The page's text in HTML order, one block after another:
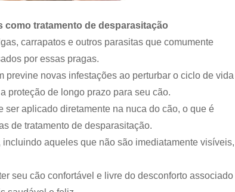
tratamento de desparasitação
carrapatos e outros parasitas que comumente
​​por essas pragas.
previne novas infestações ao perturbar o ciclo de vida
proteção de longo prazo para seu cão.
aplicado diretamente na nuca do cão, o que é
de tratamento de desparasitação.
aqueles que não são imediatamente visíveis,
seu cão confortável e livre do desconforto associado